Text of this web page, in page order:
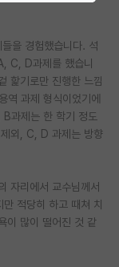
을 경험했습니다. 석
C, D과제를 했습니
핥기로만 진행한 느낌
역 과제 형식이었기에
과제는 한 학기 정도
외, C, D 과제는 방향
자리에서 교수님께서
만 적당히 하고 때쳐 치
이 많이 떨어진 것 같